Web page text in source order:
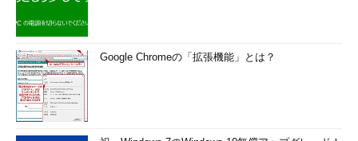
Google Chromeの「拡張機能」とは？